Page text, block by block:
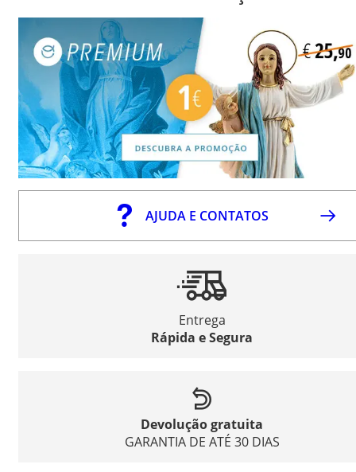
AJUDA E CONTATOS
Entrega
Rápida e Segura
Devolução gratuita
GARANTIA DE ATÉ 30 DIAS